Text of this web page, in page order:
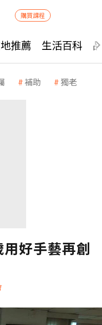
購買課程
推薦 生活百科
補助 獨老
好手藝再創